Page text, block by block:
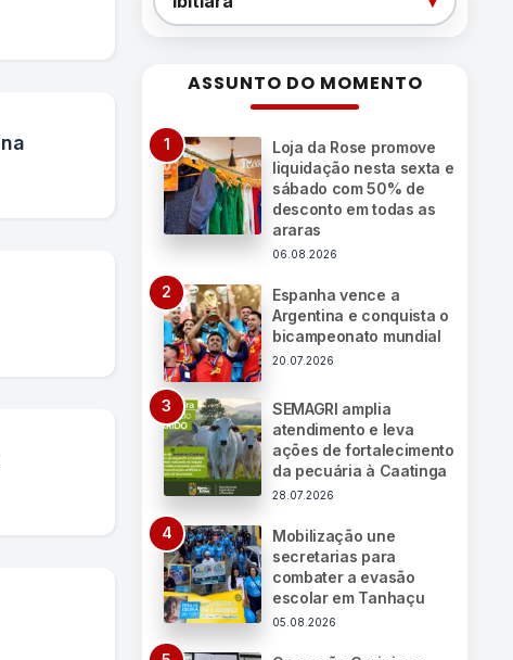
ASSUNTO DO MOMENTO
Loja da Rose promove
liquidação nesta sexta e
sábado com 50% de
desconto em todas as
araras
06.08.2026
Espanha vence a
Argentina e conquista o
bicampeonato mundial
20.07.2026
SEMAGRI amplia
atendimento e leva
ações de fortalecimento
da pecuária à Caatinga
28.07.2026
Mobilização une
secretarias para
combater a evasão
escolar em Tanhaçu
05.08.2026